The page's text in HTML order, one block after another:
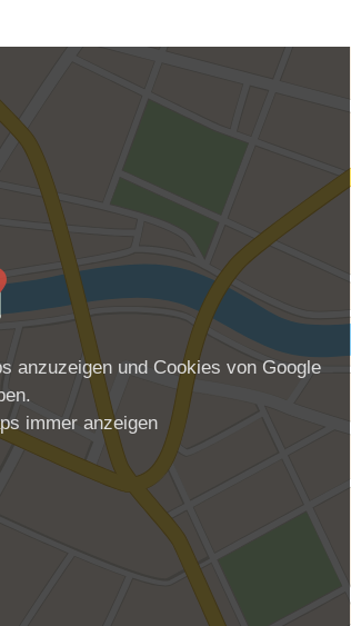
anzuzeigen und Cookies von Google
immer anzeigen